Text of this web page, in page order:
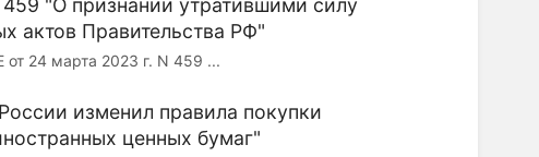
"О признании утратившими силу
актов Правительства РФ"
марта 2023 г. N 459 ...
изменил правила покупки
ценных бумаг"